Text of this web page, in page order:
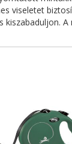
viseletet